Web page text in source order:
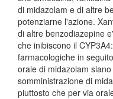
di midazolam e di altre
potenziarne l'azione.
di altre benzodiazepine
che inibiscono il
farmacologiche in
orale di midazolam
somministrazione di
piuttosto che per via